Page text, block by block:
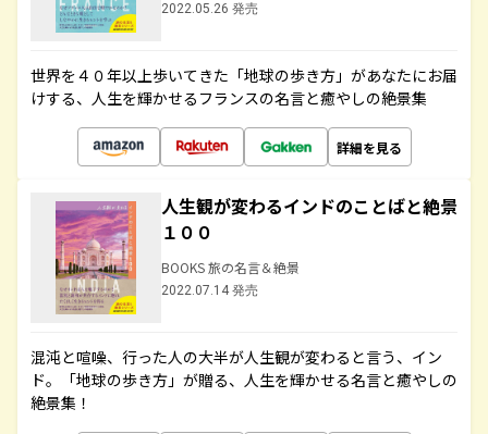
2022.05.26 発売
世界を４０年以上歩いてきた「地球の歩き方」があなたにお届
けする、人生を輝かせるフランスの名言と癒やしの絶景集
詳細を見る
人生観が変わるインドのことばと絶景
１００
BOOKS 旅の名言＆絶景
2022.07.14 発売
混沌と喧噪、行った人の大半が人生観が変わると言う、イン
ド。「地球の歩き方」が贈る、人生を輝かせる名言と癒やしの
絶景集！